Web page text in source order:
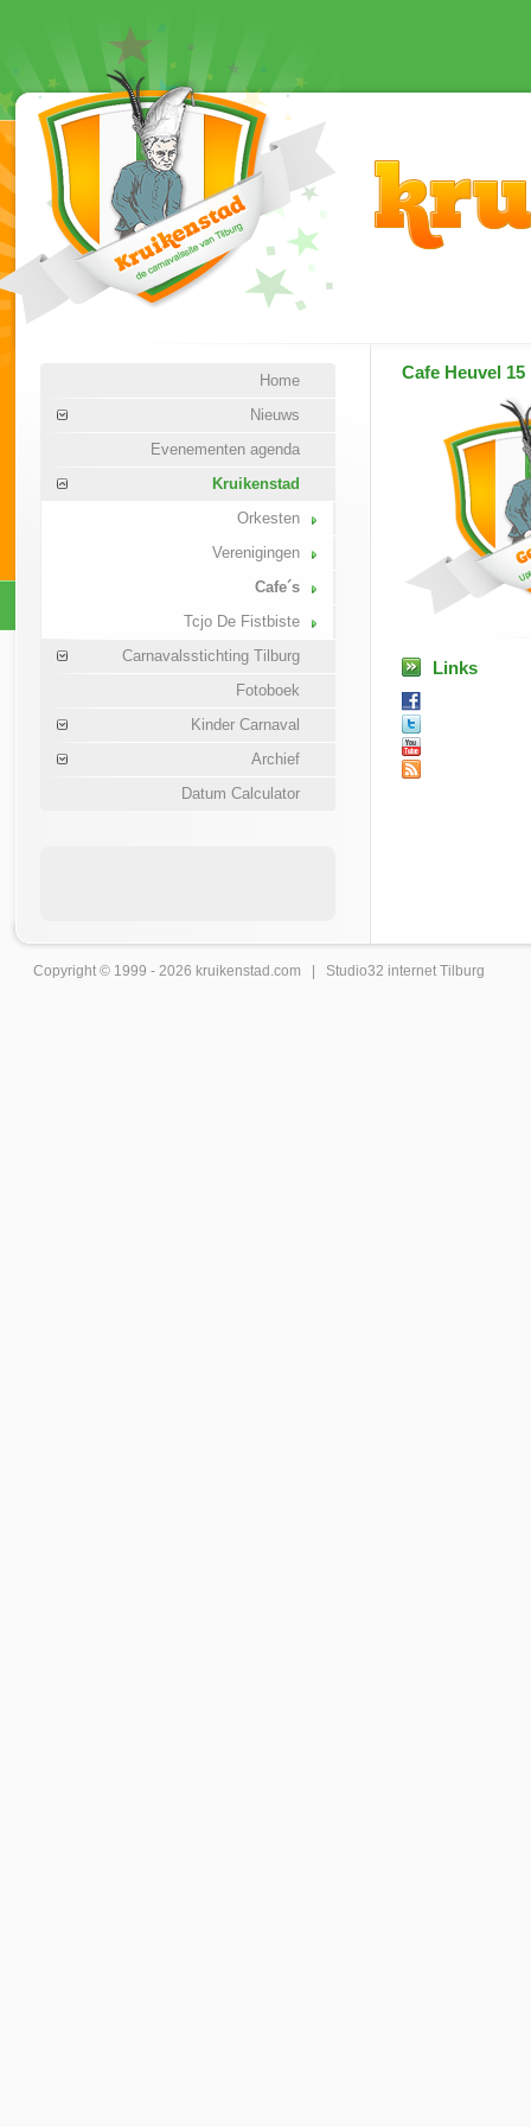
Home
Nieuws
Evenementen agenda
Kruikenstad
Orkesten
Verenigingen
Cafe´s
Tcjo De Fistbiste
Carnavalsstichting Tilburg
Fotoboek
Kinder Carnaval
Archief
Datum Calculator
Cafe Heuvel 15
Links
Copyright © 1999 - 2026 kruikenstad .com | Studio32 internet Tilburg